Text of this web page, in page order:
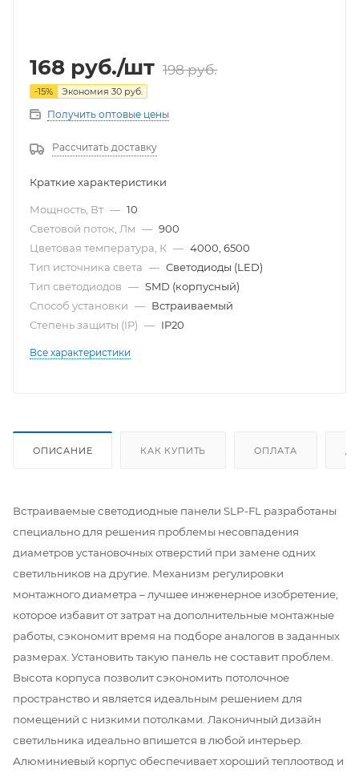
168 руб./шт 198руб.
-15% Экономия 30 руб.
Получить оптовые цены
Рассчитать доставку
Краткие характеристики
Мощность, Вт — 10
Световой поток, Лм — 900
Цветовая температура, К — 4000, 6500
Тип источника света — Светодиоды (LED)
Тип светодиодов — SMD (корпусный)
Способ установки — Встраиваемый
Степень защиты (IP) — IP20
Все характеристики
ОПИСАНИЕ КАК КУПИТЬ ОПЛАТА
Встраиваемые светодиодные панели SLP-FL разработаны
специально для решения проблемы несовпадения
диаметров установочных отверстий при замене одних
светильников на другие. Механизм регулировки
монтажного диаметра – лучшее инженерное изобретение,
которое избавит от затрат на дополнительные монтажные
работы, сэкономит время на подборе аналогов в заданных
размерах. Установить такую панель не составит проблем.
Высота корпуса позволит сэкономить потолочное
пространство и является идеальным решением для
помещений с низкими потолками. Лаконичный дизайн
светильника идеально впишется в любой интерьер.
Алюминиевый корпус обеспечивает хороший теплоотвод и